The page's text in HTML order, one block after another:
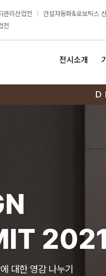
관리산업전 건설자동화&로보틱스
전
전시소개
대한 영감 나누기